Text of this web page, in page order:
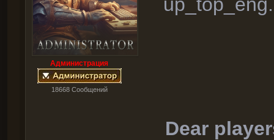
Администрация
18668 Cообщений
Dear